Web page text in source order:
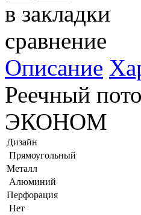
в закладки
сравнение
Описание
Реечный
ЭКОНОМ
Дизайн
Прямоугольный
Металл
Алюминий
Перфорация
Нет